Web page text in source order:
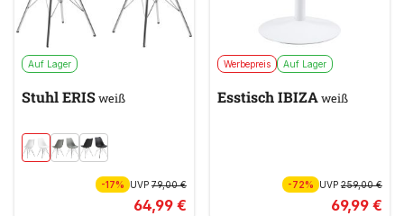
Auf Lager
Stuhl ERISweiß
-17% UVP 79,00 €
64,99 €
Werbepreis Auf Lager
Esstisch IBIZAweiß
-72% UVP259,00 €
69,99 €